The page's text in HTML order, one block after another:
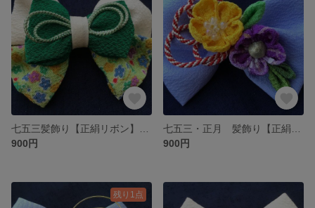
900円
900円
残り1点